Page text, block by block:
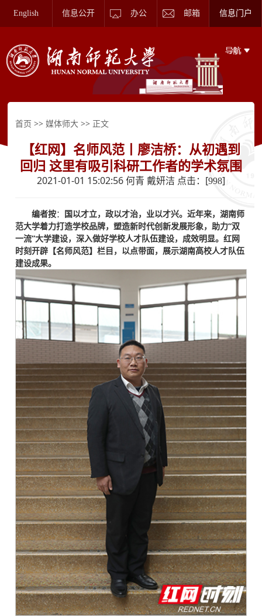
English 信息公开 办公 邮箱 信息门户
首页 >>媒体师大 >> 正文
【红网】名师风范丨廖洁桥：从初遇到
回归 这里有吸引科研工作者的学术氛围
2021-01-01 15:02:56 何青 戴妍洁 点击：[998]
编者按： 国以才立，政以才治，业以才兴。近年来，湖南师
范大学着力打造学校品牌，塑造新时代创新发展形象，助力“双
一流”大学建设，深入做好学校人才队伍建设，成效明显。红网
时刻开辟【名师风范】栏目，以点带面，展示湖南高校人才队伍
建设成果。